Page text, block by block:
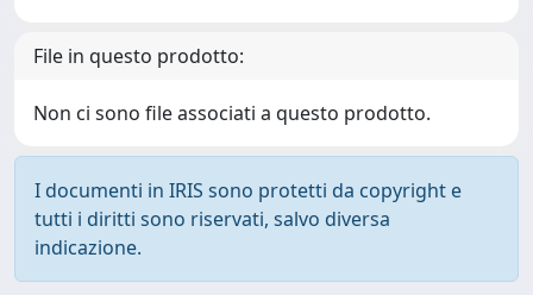
File in questo prodotto:
Non ci sono file associati a questo prodotto.
I documenti in IRIS sono protetti da copyright e
tutti i diritti sono riservati, salvo diversa
indicazione.